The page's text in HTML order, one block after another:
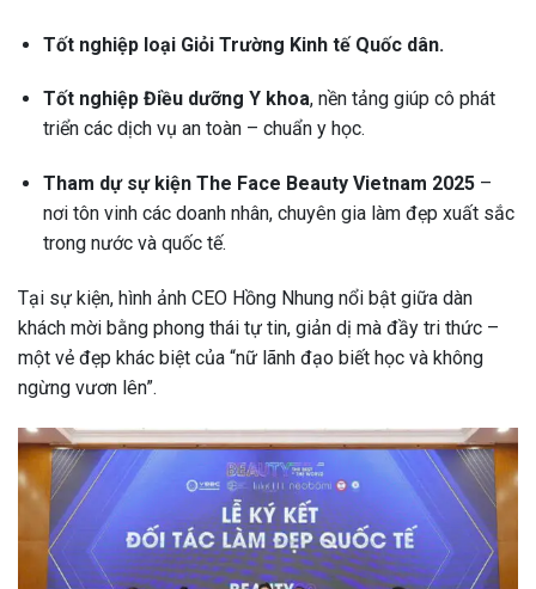
Tốt nghiệp loại Giỏi Trường Kinh tế Quốc dân.
Tốt nghiệp Điều dưỡng Y khoa, nền tảng giúp cô phát
triển các dịch vụ an toàn – chuẩn y học.
Tham dự sự kiện The Face Beauty Vietnam 2025–
nơi tôn vinh các doanh nhân, chuyên gia làm đẹp xuất sắc
trong nước và quốc tế.
Tại sự kiện, hình ảnh CEO Hồng Nhung nổi bật giữa dàn
khách mời bằng phong thái tự tin, giản dị mà đầy tri thức –
một vẻ đẹp khác biệt của “nữ lãnh đạo biết học và không
ngừng vươn lên”.